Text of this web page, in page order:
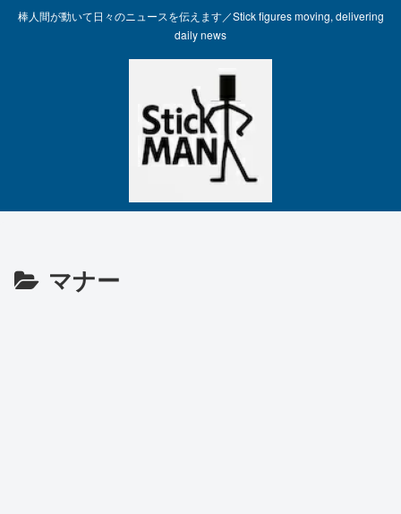
棒人間が動いて日々のニュースを伝えます／Stick figures moving, delivering
daily news
マナー